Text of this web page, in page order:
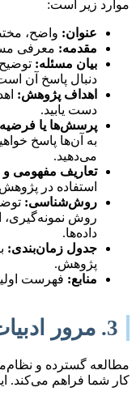
موارد زیر است:
عنوان: واضح،
مقدمه: معرفی
بیان مسئله:
دنبال پاسخ آن
اهداف پژوهش:
دست یابید.
پرسش‌ها یا
به آن‌ها پاسخ
می‌دهید.
تعاریف مفهومی و
استفاده در
روش‌شناسی:
روش نمونه‌گیری،
داده‌ها.
جدول زمان‌بندی:
پژوهش.
منابع: فهرست
3. مرور ادبیات و پیشینه تحقیق
مطالعه گسترده و
کار شما فراهم می‌کند.